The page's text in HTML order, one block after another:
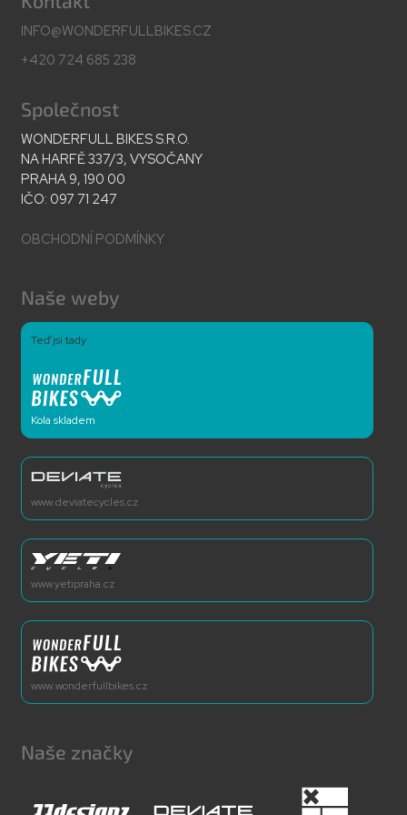
INFO@WONDERFULLBIKES.CZ
+420 724 685 238
Společnost
WONDERFULL BIKES S.R.O.
NA HARFĚ 337/3, VYSOČANY
PRAHA 9, 190 00
IČO: 097 71 247
OBCHODNÍ PODMÍNKY
Naše weby
Teď jsi tady
Kola skladem
www.deviatecycles.cz
www.yetipraha.cz
www.wonderfullbikes.cz
Naše značky